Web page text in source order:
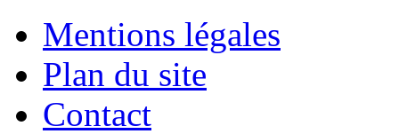
Mentions légales
Plan du site
Contact